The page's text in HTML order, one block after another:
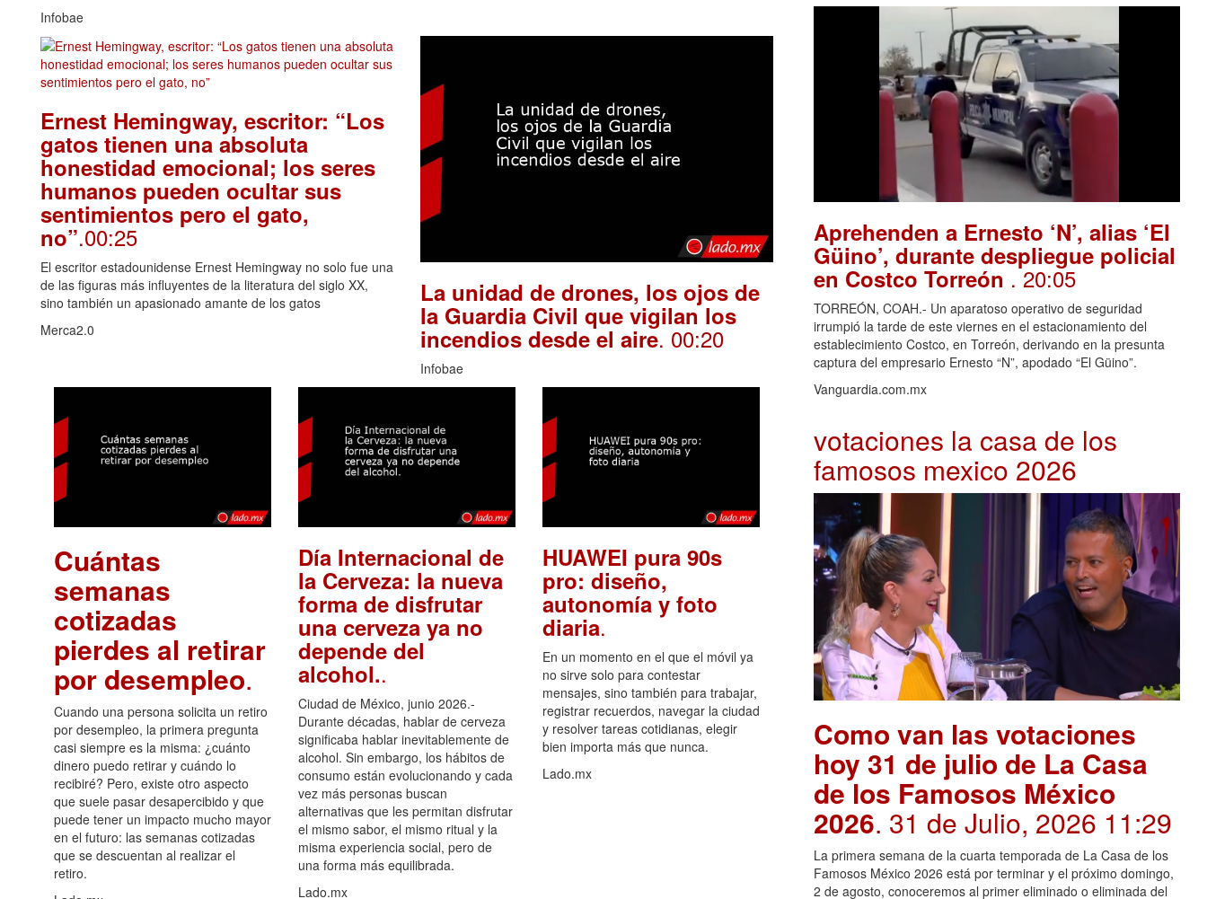
Infobae
Ernest Hemingway, escritor: “Los
gatos tienen una absoluta
honestidad emocional; los seres
humanos pueden ocultar sus
sentimientos pero el gato,
no”.00:25
El escritor estadounidense Ernest Hemingway no solo fue una
de las figuras más influyentes de la literatura del siglo XX,
sino también un apasionado amante de los gatos
Merca2.0
La unidad de drones, los ojos de
la Guardia Civil que vigilan los
incendios desde el aire. 00:20
Infobae
Cuántas
semanas
cotizadas
pierdes al retirar
por desempleo.
Cuando una persona solicita un retiro
por desempleo, la primera pregunta
casi siempre es la misma: ¿cuánto
dinero puedo retirar y cuándo lo
recibiré? Pero, existe otro aspecto
que suele pasar desapercibido y que
puede tener un impacto mucho mayor
en el futuro: las semanas cotizadas
que se descuentan al realizar el
retiro.
Día Internacional de
la Cerveza: la nueva
forma de disfrutar
una cerveza ya no
depende del
alcohol..
Ciudad de México, junio 2026.-
Durante décadas, hablar de cerveza
significaba hablar inevitablemente de
alcohol. Sin embargo, los hábitos de
consumo están evolucionando y cada
vez más personas buscan
alternativas que les permitan disfrutar
el mismo sabor, el mismo ritual y la
misma experiencia social, pero de
una forma más equilibrada.
Lado.mx
HUAWEI pura 90s
pro: diseño,
autonomía y foto
diaria.
En un momento en el que el móvil ya
no sirve solo para contestar
mensajes, sino también para trabajar,
registrar recuerdos, navegar la ciudad
y resolver tareas cotidianas, elegir
bien importa más que nunca.
Lado.mx
Aprehenden a Ernesto ‘N’, alias ‘El
Güino’, durante despliegue policial
en Costco Torreón . 20:05
TORREÓN, COAH.- Un aparatoso operativo de seguridad
irrumpió la tarde de este viernes en el estacionamiento del
establecimiento Costco, en Torreón, derivando en la presunta
captura del empresario Ernesto “N”, apodado “El Güino”.
Vanguardia.com.mx
votaciones la casa de los
famosos mexico 2026
Como van las votaciones
hoy 31 de julio de La Casa
de los Famosos México
2026. 31 de Julio, 2026 11:29
La primera semana de la cuarta temporada de La Casa de los
Famosos México 2026 está por terminar y el próximo domingo,
2 de agosto, conoceremos al primer eliminado o eliminada del